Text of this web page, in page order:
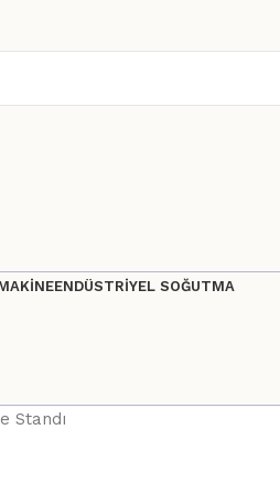
ENDÜSTRİYEL SOĞUTMA
Standı